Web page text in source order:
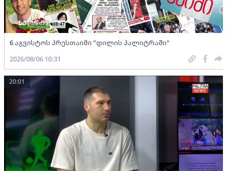
6 აგვისტოს პრესთაიმი "დილის პალიტრაში"
2026/08/06 10:31
20:01